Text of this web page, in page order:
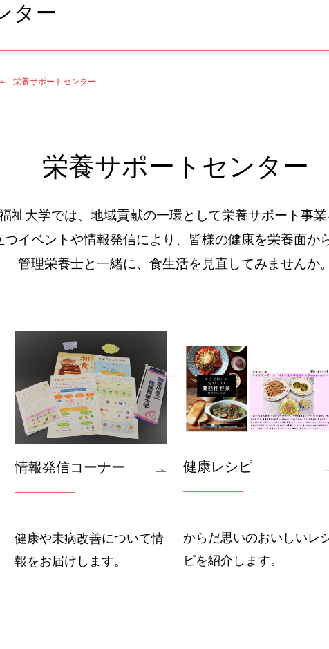
ター
栄養サポートセンター
栄養サポートセンター
祉大学では、地域貢献の一環として栄養サポート事業
イベントや情報発信により、 皆様の健康を栄養面か
管理栄養士と一緒に、食生活を見直してみませんか。
情報発信コーナー
健康や未病改善について情
報をお届けします。
健康レシピ
からだ思いのおいしいレ
ピを紹介します。